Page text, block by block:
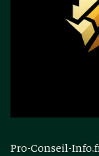
Pro-Conseil-